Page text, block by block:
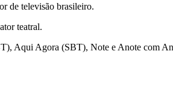
de televisão brasileiro.
teatral.
Aqui Agora (SBT), Note e Anote com